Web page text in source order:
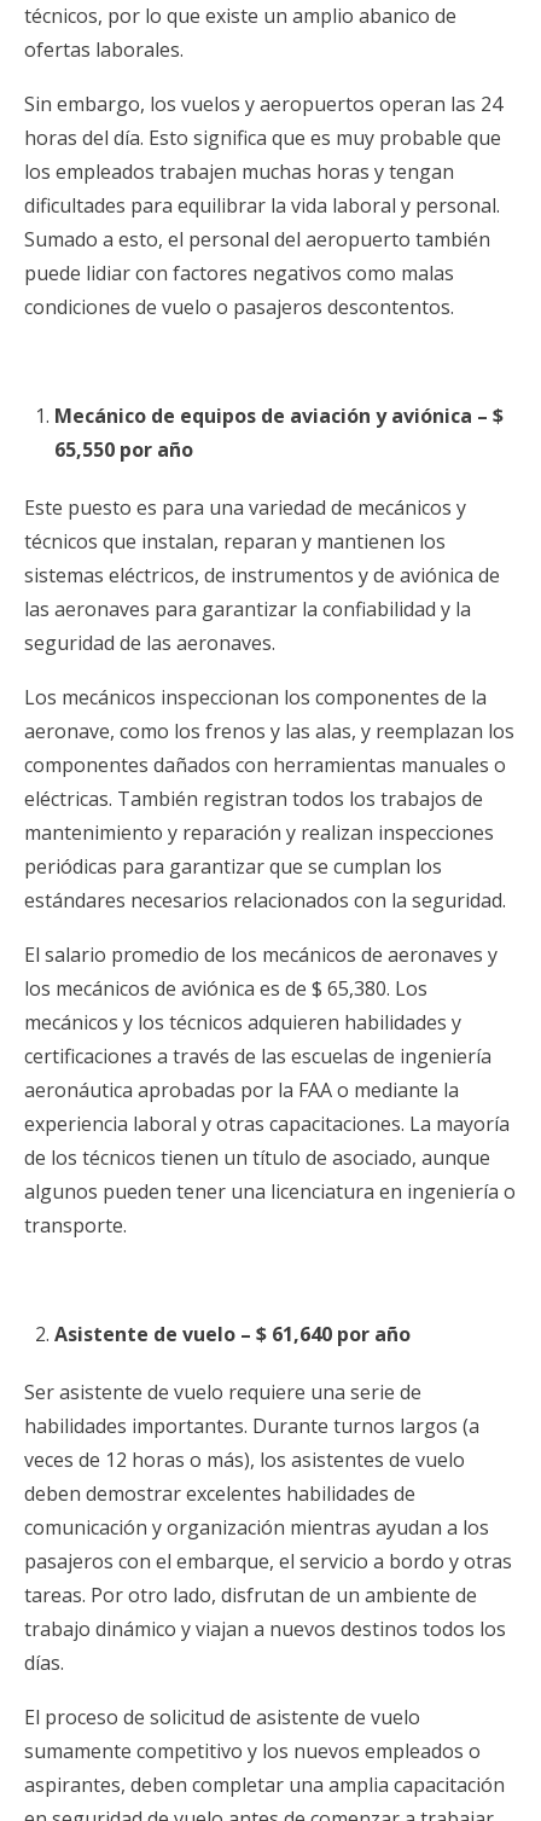
técnicos, por lo que existe un amplio abanico de
ofertas laborales.
Sin embargo, los vuelos y aeropuertos operan las 24
horas del día. Esto significa que es muy probable que
los empleados trabajen muchas horas y tengan
dificultades para equilibrar la vida laboral y personal.
Sumado a esto, el personal del aeropuerto también
puede lidiar con factores negativos como malas
condiciones de vuelo o pasajeros descontentos.
Mecánico de equipos de aviación y aviónica – $
65,550 por año
Este puesto es para una variedad de mecánicos y
técnicos que instalan, reparan y mantienen los
sistemas eléctricos, de instrumentos y de aviónica de
las aeronaves para garantizar la confiabilidad y la
seguridad de las aeronaves.
Los mecánicos inspeccionan los componentes de la
aeronave, como los frenos y las alas, y reemplazan los
componentes dañados con herramientas manuales o
eléctricas. También registran todos los trabajos de
mantenimiento y reparación y realizan inspecciones
periódicas para garantizar que se cumplan los
estándares necesarios relacionados con la seguridad.
El salario promedio de los mecánicos de aeronaves y
los mecánicos de aviónica es de $ 65,380. Los
mecánicos y los técnicos adquieren habilidades y
certificaciones a través de las escuelas de ingeniería
aeronáutica aprobadas por la FAA o mediante la
experiencia laboral y otras capacitaciones. La mayoría
de los técnicos tienen un título de asociado, aunque
algunos pueden tener una licenciatura en ingeniería o
transporte.
Asistente de vuelo – $ 61,640 por año
Ser asistente de vuelo requiere una serie de
habilidades importantes. Durante turnos largos (a
veces de 12 horas o más), los asistentes de vuelo
deben demostrar excelentes habilidades de
comunicación y organización mientras ayudan a los
pasajeros con el embarque, el servicio a bordo y otras
tareas. Por otro lado, disfrutan de un ambiente de
trabajo dinámico y viajan a nuevos destinos todos los
días.
El proceso de solicitud de asistente de vuelo
sumamente competitivo y los nuevos empleados o
aspirantes, deben completar una amplia capacitación